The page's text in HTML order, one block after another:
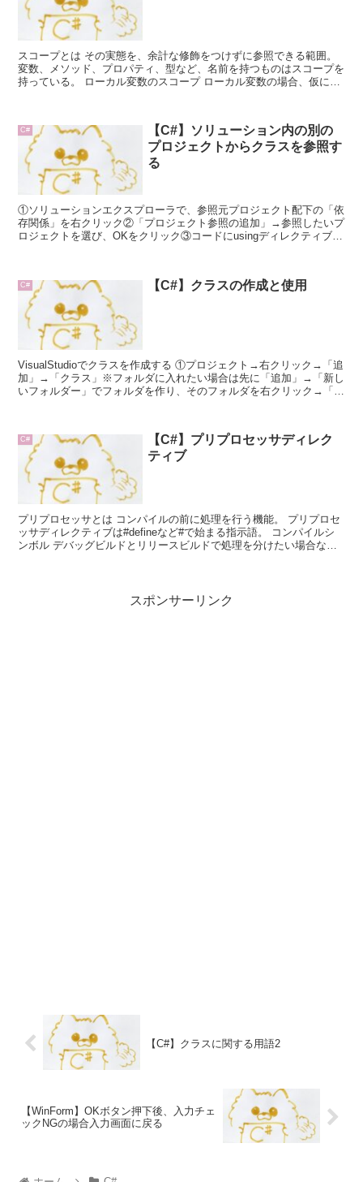
スコープとは その実態を、余計な修飾をつけずに参照できる範囲。
変数、メソッド、プロパティ、型など、名前を持つものはスコープを
持っている。 ローカル変数のスコープ ローカル変数の場合、仮に修
C#
【C#】ソリューション内の別の
プロジェクトからクラスを参照す
る
①ソリューションエクスプローラで、参照元プロジェクト配下の「依
存関係」を右クリック②「プロジェクト参照の追加」→参照したいプ
ロジェクトを選び、OKをクリック③コードにusingディレクティブを
C# 【C#】クラスの作成と使用
VisualStudioでクラスを作成する ①プロジェクト→右クリック→「追
加」→「クラス」※フォルダに入れたい場合は先に「追加」→「新し
いフォルダー」でフォルダを作り、そのフォルダを右クリック→「追
C#
【C#】プリプロセッサディレク
ティブ
プリプロセッサとは コンパイルの前に処理を行う機能。 プリプロセ
ッサディレクティブは#defineなど#で始まる指示語。 コンパイルシ
ンボル デバッグビルドとリリースビルドで処理を分けたい場合など
スポンサーリンク
【C#】クラスに関する用語2
【WinForm】OKボタン押下後、入力チェ
ックNGの場合入力画面に戻る